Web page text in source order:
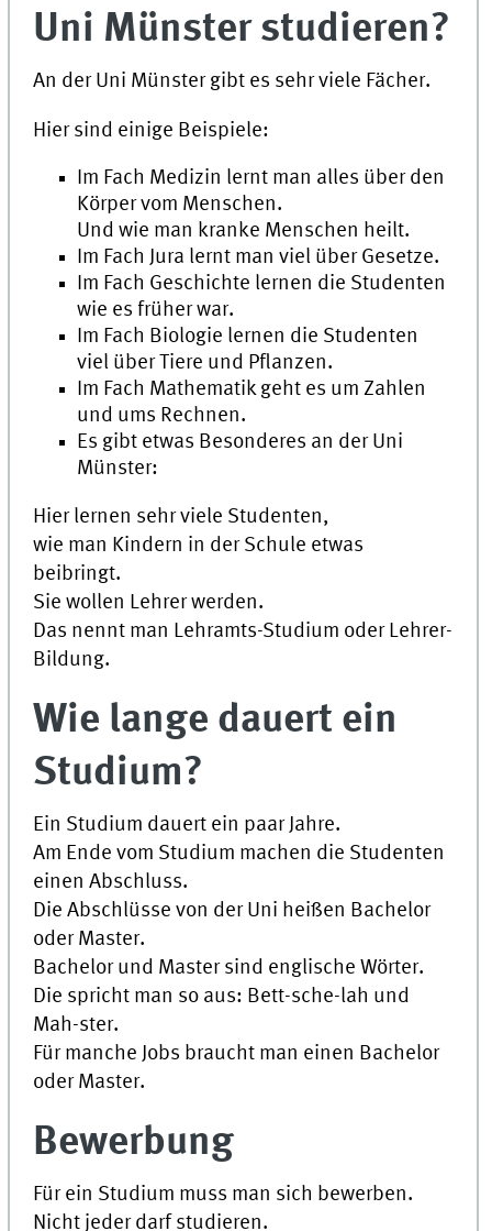
Uni Münster studieren?
An der Uni Münster gibt es sehr viele Fächer.
Hier sind einige Beispiele:
Im Fach Medizin lernt man alles über den
Körper vom Menschen.
Und wie man kranke Menschen heilt.
Im Fach Jura lernt man viel über Gesetze.
Im Fach Geschichte lernen die Studenten
wie es früher war.
Im Fach Biologie lernen die Studenten
viel über Tiere und Pflanzen.
Im Fach Mathematik geht es um Zahlen
und ums Rechnen.
Es gibt etwas Besonderes an der Uni
Münster:
Hier lernen sehr viele Studenten,
wie man Kindern in der Schule etwas
beibringt.
Sie wollen Lehrer werden.
Das nennt man Lehramts-Studium oder Lehrer-
Bildung.
Wie lange dauert ein
Studium?
Ein Studium dauert ein paar Jahre.
Am Ende vom Studium machen die Studenten
einen Abschluss.
Die Abschlüsse von der Uni heißen Bachelor
oder Master.
Bachelorund Mastersind englische Wörter.
Die spricht man so aus: Bett-sche-lah und
Mah-ster.
Für manche Jobs braucht man einen Bachelor
oder Master.
Bewerbung
Für ein Studium muss man sich bewerben.
Nicht jeder darf studieren.